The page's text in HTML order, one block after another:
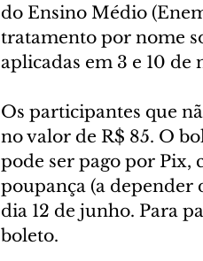
do Ensino Médio
tratamento por nome
aplicadas em 3 e 10 de
Os participantes que
no valor de R$ 85. O
pode ser pago por Pix,
poupança (a depender
dia 12 de junho. Para
boleto.